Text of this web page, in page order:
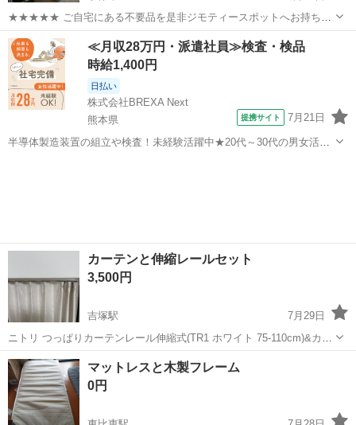
★★★★★ ご自宅にある不要品を是非ジモティースポットへお持ち込
みしませんか？ 家電、趣味・スポーツ・レジャー用品、こども用品、
衣料服飾品、生活雑貨、家具、本、CD・DVDなどが無料でまとめて持
ち込めます！ ※詳細はこ...
福岡 宗像市 カーテン、ブラインド スポット
≪月収28万円・派遣社員≫検査・検品
時給1,400円
日払い
株式会社BREXA Next
熊本県
提携サイト 7月21日
半導体製造装置の組立や検査！未経験活躍中★20代～30代の男女活躍
カーテンと伸縮レールセット
3,500円
吉塚駅
7月29日
ニトリ つっぱりカーテンレール伸縮式(TR1 ホワイト 75-110cm)&カー
テン（1枚入り）遮光1級・遮熱・遮音カーテン(リラ アイボリー
100X200X1)のセットです。 両品とも美品でカーテンは高級感あり素
敵だと...
福岡 福岡市 吉塚駅 カーテン、ブラインド
マットレスと木製フレーム
0円